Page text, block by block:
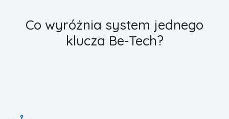
Co wyróżnia system jednego
klucza Be-Tech?